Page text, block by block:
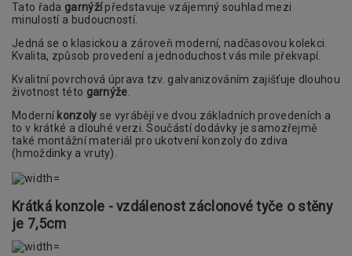
Tato řada garnýžípředstavuje vzájemný souhlad mezi
minulostí a budoucností.
Jedná se o klasickou a zároveň moderní, nadčasovou kolekci.
Kvalita, způsob provedení a jednoduchost vás mile překvapí.
Kvalitní povrchová úprava tzv. galvanizováním zajišťuje dlouhou
životnost této garnýže.
Moderní konzoly se vyrábějí ve dvou základních provedeních a
to v krátké a dlouhé verzi. Součástí dodávky je samozřejmě
také montážní materiál pro ukotvení konzoly do zdiva
(hmoždinky a vruty).
Krátká konzole - vzdálenost záclonové tyče o stěny
je 7,5cm